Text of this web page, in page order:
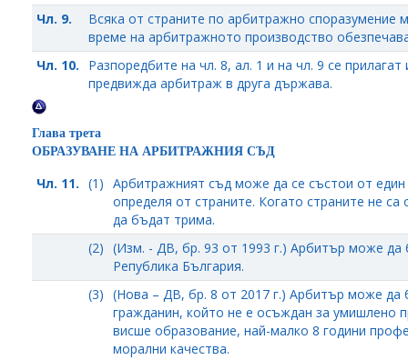
Чл. 9.
Всяка от страните по арбитражно споразумение
време на арбитражното производство
Чл. 10.
Разпоредбите на чл. 8, ал. 1 и на чл. 9 се
предвижда арбитраж в друга държава.
Глава трета
ОБРАЗУВАНЕ НА АРБИТРАЖНИЯ СЪД
Чл. 11. (1) Арбитражният съд може да се състои от
определя от страните. Когато страните не
да бъдат трима.
(2) (Изм. - ДВ, бр. 93 от 1993 г.) Арбитър може да
Република България.
(3) (Нова – ДВ, бр. 8 от 2017 г.) Арбитър може
гражданин, който не е осъждан за умишлено
висше образование, най-малко 8 години
морални качества.